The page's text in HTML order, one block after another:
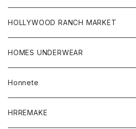
シャツ
カーディガン
ボトム
グッズ
帽子
ストール
HOLLYWOOD RANCH MARKET
アウター
カーディガン
コート
アクセサリー
ウォレット
キッズ
HOMES UNDERWEAR
アウター
カーディガン
キッズ
Honnete
ブラウス
HRREMAKE